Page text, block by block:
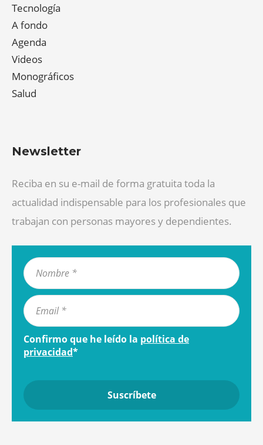
Tecnología
A fondo
Agenda
Videos
Monográficos
Salud
Newsletter
Reciba en su e-mail de forma gratuita toda la
actualidad indispensable para los profesionales que
trabajan con personas mayores y dependientes.
Confirmo que he leído la política de
privacidad*